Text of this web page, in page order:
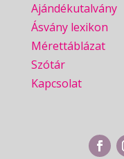
Ajándékutalvány
Ásvány lexikon
Mérettáblázat
Szótár
Kapcsolat